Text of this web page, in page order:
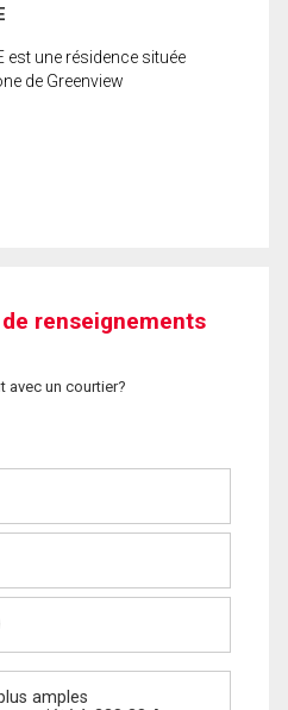
est une résidence située
de Greenview
renseignements
avec un courtier?